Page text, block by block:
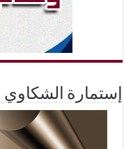
إستمارة الشكاوي